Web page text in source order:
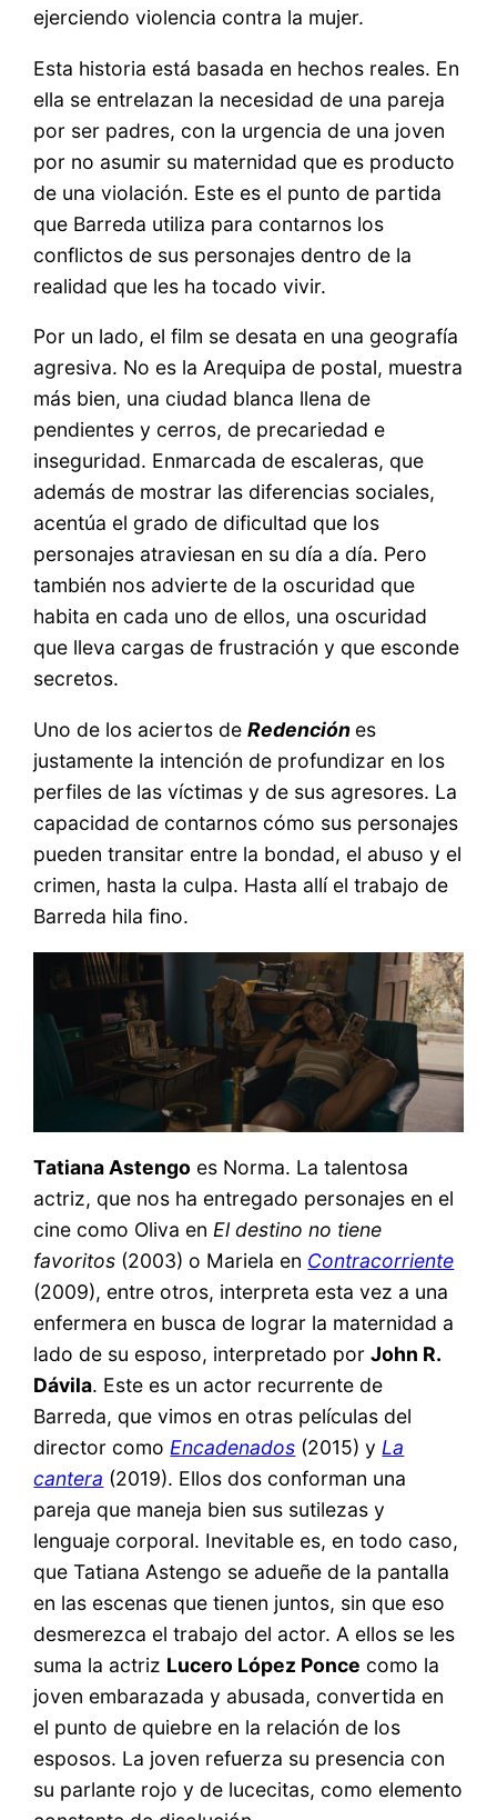
ejerciendo violencia contra la mujer.
Esta historia está basada en hechos reales. En
ella se entrelazan la necesidad de una pareja
por ser padres, con la urgencia de una joven
por no asumir su maternidad que es producto
de una violación. Este es el punto de partida
que Barreda utiliza para contarnos los
conflictos de sus personajes dentro de la
realidad que les ha tocado vivir.
Por un lado, el film se desata en una geografía
agresiva. No es la Arequipa de postal, muestra
más bien, una ciudad blanca llena de
pendientes y cerros, de precariedad e
inseguridad. Enmarcada de escaleras, que
además de mostrar las diferencias sociales,
acentúa el grado de dificultad que los
personajes atraviesan en su día a día. Pero
también nos advierte de la oscuridad que
habita en cada uno de ellos, una oscuridad
que lleva cargas de frustración y que esconde
secretos.
Uno de los aciertos deRedención es
justamente la intención de profundizar en los
perfiles de las víctimas y de sus agresores. La
capacidad de contarnos cómo sus personajes
pueden transitar entre la bondad, el abuso y el
crimen, hasta la culpa. Hasta allí el trabajo de
Barreda hila fino.
Tatiana Astengo es Norma. La talentosa
actriz, que nos ha entregado personajes en el
cine como Oliva en El destino no tiene
favoritos (2003) o Mariela en Contracorriente
(2009), entre otros, interpreta esta vez a una
enfermera en busca de lograr la maternidad a
lado de su esposo, interpretado porJohn R.
Dávila. Este es un actor recurrente de
Barreda, que vimos en otras películas del
director como Encadenados (2015) y La
cantera (2019). Ellos dos conforman una
pareja que maneja bien sus sutilezas y
lenguaje corporal. Inevitable es, en todo caso,
que Tatiana Astengo se adueñe de la pantalla
en las escenas que tienen juntos, sin que eso
desmerezca el trabajo del actor. A ellos se les
suma la actriz Lucero López Ponce como la
joven embarazada y abusada, convertida en
el punto de quiebre en la relación de los
esposos. La joven refuerza su presencia con
su parlante rojo y de lucecitas, como elemento